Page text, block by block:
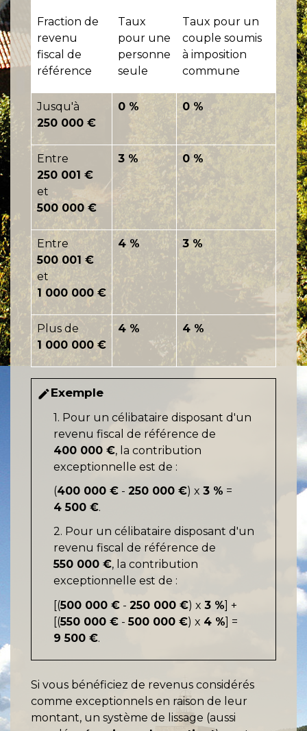
Fraction de
revenu
fiscal de
référence
Taux
pour une
personne
seule
Taux pour un
couple soumis
à imposition
commune
Jusqu'à
250 000 €
0 % 0 %
Entre
250 001 €
et
500 000 €
3 % 0 %
Entre
500 001 €
et
1 000 000 €
4 % 3 %
Plus de
1 000 000 €
4 % 4 %
editExemple
1. Pour un célibataire disposant d'un
revenu fiscal de référence de
400 000 €, la contribution
exceptionnelle est de :
(400 000 € - 250 000 €) x 3 % =
4 500 €.
2. Pour un célibataire disposant d'un
revenu fiscal de référence de
550 000 €, la contribution
exceptionnelle est de :
[(500 000 € - 250 000 €) x 3 %] +
[(550 000 € -500 000 €) x 4 %] =
9 500 €.
Si vous bénéficiez de revenus considérés
comme exceptionnels en raison de leur
montant, un système de lissage (aussi